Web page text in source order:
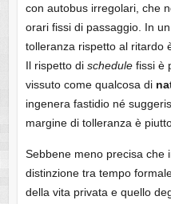
con autobus irregolari, che
orari fissi di passaggio. In
tolleranza rispetto al ritardo
Il rispetto di schedulefissi è
vissuto come qualcosa di
ingenera fastidio né
margine di tolleranza è
Sebbene meno precisa che
distinzione tra tempo
della vita privata e quello